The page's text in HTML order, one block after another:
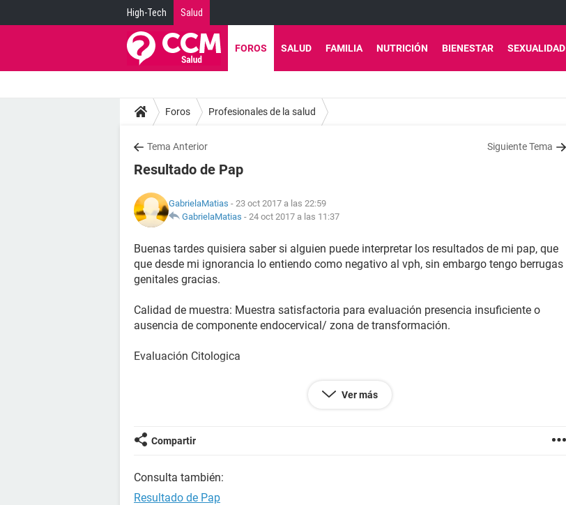
High-Tech Salud
FOROS SALUD FAMILIA NUTRICIÓN BIENESTAR SEXUALIDAD
Foros Profesionales de la salud
Tema Anterior Siguiente Tema
Resultado de Pap
GabrielaMatias - 23 oct 2017 a las 22:59
GabrielaMatias - 24 oct 2017 a las 11:37
Buenas tardes quisiera saber si alguien puede interpretar los resultados de mi pap, que
que desde mi ignorancia lo entiendo como negativo al vph, sin embargo tengo berrugas
genitales gracias.
Calidad de muestra: Muestra satisfactoria para evaluación presencia insuficiente o
ausencia de componente endocervical/ zona de transformación.
Evaluación Citologica
células glandulares: No se observan células glandulares.
Flora: Flora vaginal sin cambios remarcables (lactobasilos, cocobasilos, etc.)
Sugerencias:Sin sugerencias.
Ver más
Compartir
Consulta también:
Resultado de Pap